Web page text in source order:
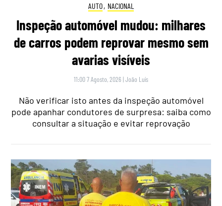
AUTO, NACIONAL
Inspeção automóvel mudou: milhares
de carros podem reprovar mesmo sem
avarias visíveis
11:00 7 Agosto, 2026 |João Luís
Não verificar isto antes da inspeção automóvel
pode apanhar condutores de surpresa: saiba como
consultar a situação e evitar reprovação